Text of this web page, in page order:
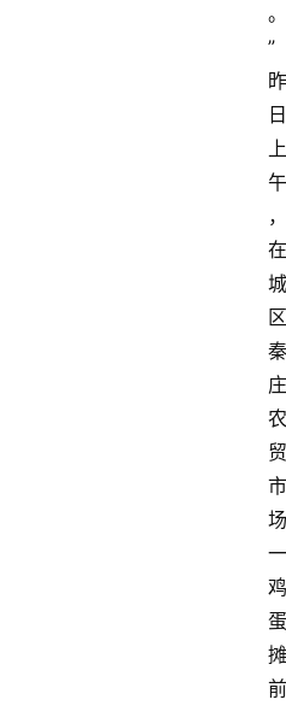
。
”
昨
日
上
午
，
在
城
区
秦
庄
农
贸
市
场
一
鸡
蛋
摊
前